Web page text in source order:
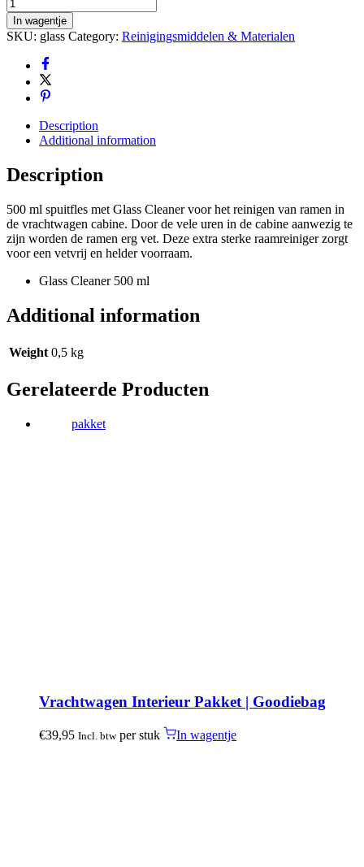
reiniger
|
Glass
Cleaner
In wagentje
SKU: glass Category: Reinigingsmiddelen & Materialen
Description
Additional information
Description
500 ml spuitfles met Glass Cleaner voor het reinigen van ramen in
de vrachtwagen cabine. Door de vele uren in de cabine aanwezig te
zijn worden de ramen erg vet. Deze extra sterke raamreiniger zorgt
voor een vetvrij en helder voorraam.
Glass Cleaner 500 ml
Additional information
Weight 0,5 kg
Gerelateerde Producten
pakket
Vrachtwagen Interieur Pakket | Goodiebag
€39,95 Incl. btwper stuk In wagentje